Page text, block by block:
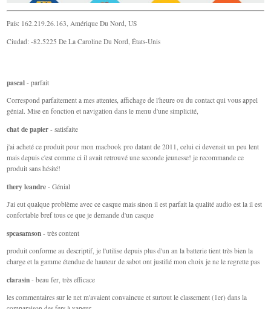
País: 162.219.26.163, Amérique Du Nord, US
Ciudad: -82.5225 De La Caroline Du Nord, États-Unis
pascal - parfait
Correspond parfaitement a mes attentes, affichage de l'heure ou du contact qui vous appel
génial. Mise en fonction et navigation dans le menu d'une simplicité,
chat de papier - satisfaite
j'ai acheté ce produit pour mon macbook pro datant de 2011, celui ci devenait un peu lent
mais depuis c'est comme ci il avait retrouvé une seconde jeunesse! je recommande ce
produit sans hésité!
thery leandre - Génial
J'ai eut qualque problème avec ce casque mais sinon il est parfait la qualité audio est la il est
confortable bref tous ce que je demande d'un casque
spcasamson - très content
produit conforme au descriptif, je l'utilise depuis plus d'un an la batterie tient très bien la
charge et la gamme étendue de hauteur de sabot ont justifié mon choix je ne le regrette pas
clarasin - beau fer, très efficace
les commentaires sur le net m'avaient convaincue et surtout le classement (1er) dans la